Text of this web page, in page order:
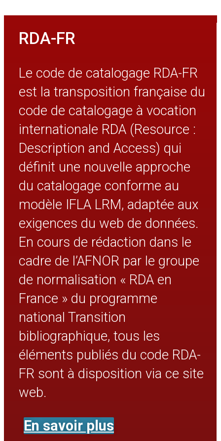
RDA-FR
Le code de catalogage RDA-FR
est la transposition française du
code de catalogage à vocation
internationale RDA (Resource :
Description and Access) qui
définit une nouvelle approche
du catalogage conforme au
modèle IFLA LRM, adaptée aux
exigences du web de données.
En cours de rédaction dans le
cadre de l’AFNOR par le groupe
de normalisation « RDA en
France » du programme
national Transition
bibliographique, tous les
éléments publiés du code RDA-
FR sont à disposition via ce site
web.
En savoir plus